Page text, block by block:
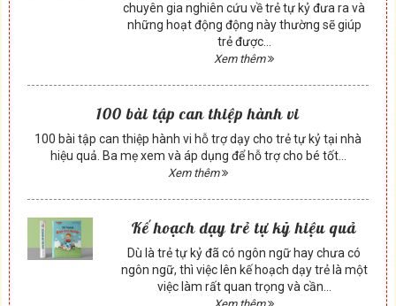
chuyên gia nghiên cứu về trẻ tự kỷ đưa ra và
những hoạt động động này thường sẽ giúp
trẻ được...
Xem thêm
100 bài tập can thiệp hành vi
100 bài tập can thiệp hành vi hỗ trợ dạy cho trẻ tự kỷ tại nhà
hiệu quả. Ba mẹ xem và áp dụng để hỗ trợ cho bé tốt...
Xem thêm
Kế hoạch dạy trẻ tự kỷ hiệu quả
Dù là trẻ tự kỷ đã có ngôn ngữ hay chưa có
ngôn ngữ, thì việc lên kế hoạch dạy trẻ là một
việc làm rất quan trọng và cần...